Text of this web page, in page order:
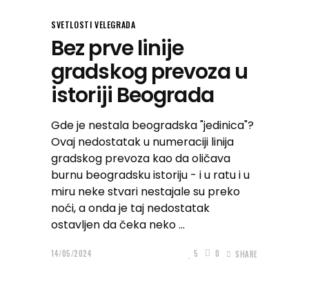
SVETLOSTI VELEGRADA
Bez prve linije
gradskog prevoza u
istoriji Beograda
Gde je nestala beogradska "jedinica"?
Ovaj nedostatak u numeraciji linija
gradskog prevoza kao da oličava
burnu beogradsku istoriju - i u ratu i u
miru neke stvari nestajale su preko
noći, a onda je taj nedostatak
ostavljen da čeka neko
14/05/2024 5 0 SHARE